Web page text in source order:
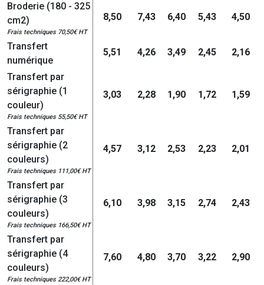
Broderie (180 - 325
cm2)
Frais techniques 70,50€ HT
8,50 7,43 6,40 5,43 4,50
Transfert
numérique
5,51 4,26 3,49 2,45 2,16
Transfert par
sérigraphie (1
couleur)
Frais techniques 55,50€ HT
3,03 2,28 1,90 1,72 1,59
Transfert par
sérigraphie (2
couleurs)
Frais techniques 111,00€ HT
4,57 3,12 2,53 2,23 2,01
Transfert par
sérigraphie (3
couleurs)
Frais techniques 166,50€ HT
6,10 3,98 3,15 2,74 2,43
Transfert par
sérigraphie (4
couleurs)
Frais techniques 222,00€ HT
7,60 4,80 3,70 3,22 2,90